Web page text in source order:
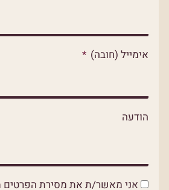
k
e
אימייל (חובה)
הודעה
אני מאשר/ת את מסירת הפרטים